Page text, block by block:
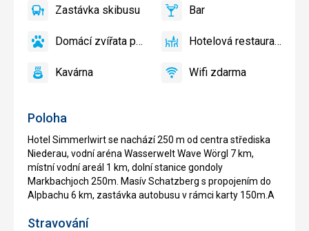
Poloha
Hotel Simmerlwirt se nachází 250 m od centra střediska
Niederau, vodní aréna Wasserwelt Wave Wörgl 7 km,
místní vodní areál 1 km, dolní stanice gondoly
Markbachjoch 250m. Masív Schatzberg s propojením do
Alpbachu 6 km, zastávka autobusu v rámci karty 150m.A
Stravování
Dětské
hotelu
ZastávkaZastávka skibusu
ano Bar Bar
ano
Domácí
povolena
Domácí zvířata povolena
ano
HotelováHotelová restaurace
ano
KavárnaKavárna
ano
Wifi
Wifi zdarma
ano